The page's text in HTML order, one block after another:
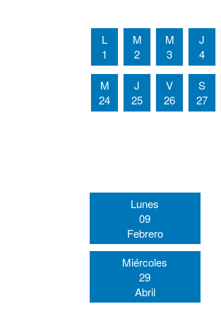
L
1
M
2
M
3
J
4
M
24
J
25
V
26
S
27
Lunes
09
Febrero
Miércoles
29
Abril